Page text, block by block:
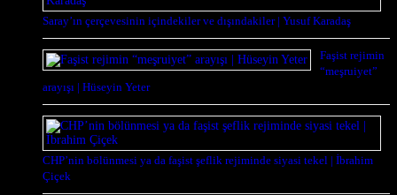
Saray’ın çerçevesinin içindekiler ve dışındakiler | Yusuf Karadaş
Faşist rejimin
“meşruiyet”
arayışı | Hüseyin Yeter
CHP’nin bölünmesi ya da faşist şeflik rejiminde siyasi tekel | İbrahim
Çiçek